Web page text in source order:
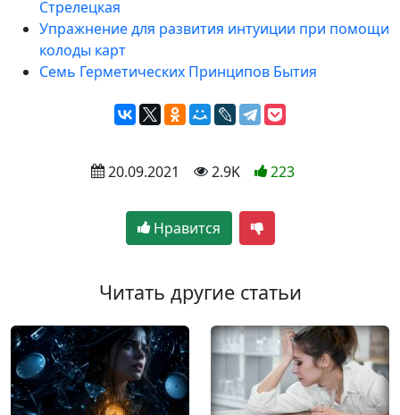
Стрелецкая
Упражнение для развития интуиции при помощи
колоды карт
Семь Герметических Принципов Бытия
20.09.2021 2.9K 223
Нравится
Читать другие статьи